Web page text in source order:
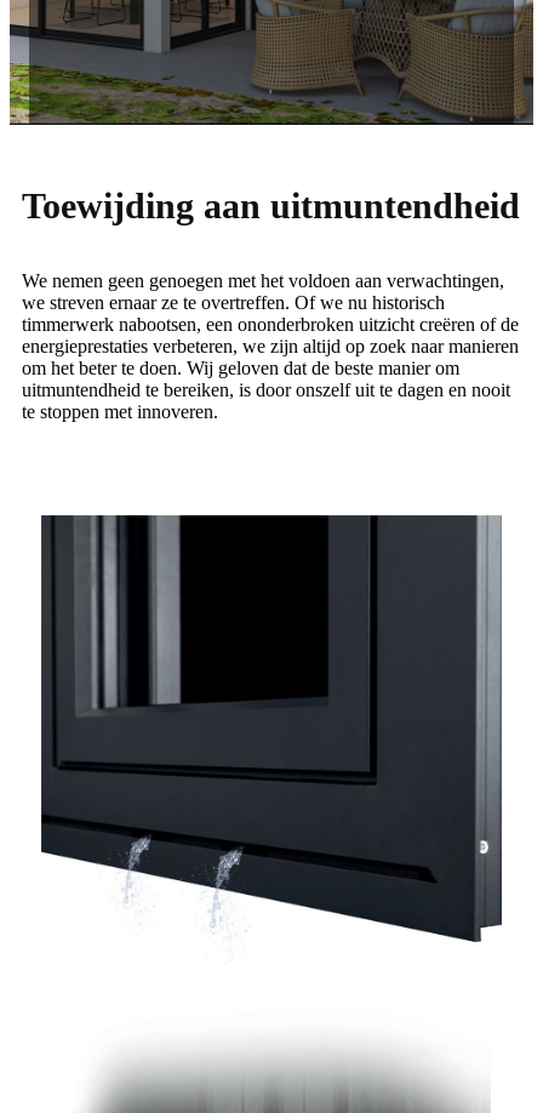
Toewijding aan uitmuntendheid
We nemen geen genoegen met het voldoen aan verwachtingen,
we streven ernaar ze te overtreffen. Of we nu historisch
timmerwerk nabootsen, een ononderbroken uitzicht creëren of de
energieprestaties verbeteren, we zijn altijd op zoek naar manieren
om het beter te doen. Wij geloven dat de beste manier om
uitmuntendheid te bereiken, is door onszelf uit te dagen en nooit
te stoppen met innoveren.